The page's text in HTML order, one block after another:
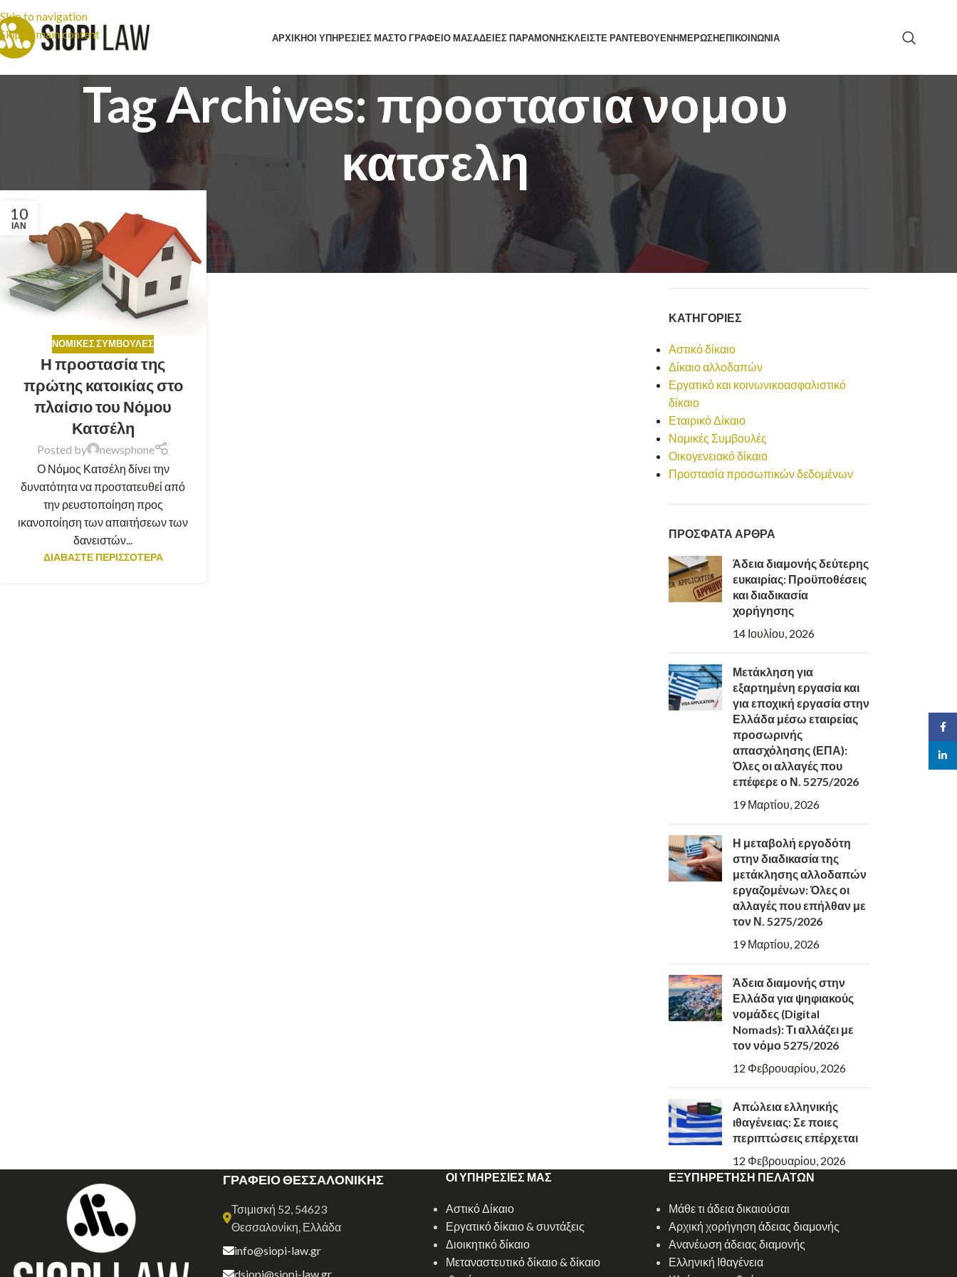
Skip to navigation
Skip to main content
ΑΡΧΙΚΗΟΙ ΥΠΗΡΕΣΙΕΣ ΜΑΣΤΟ ΓΡΑΦΕΙΟ ΜΑΣΑΔΕΙΕΣ ΠΑΡΑΜΟΝΗΣΚΛΕΙΣΤΕ ΡΑΝΤΕΒΟΥΕΝΗΜΕΡΩΣΗΕΠΙΚΟΙΝΩΝΙΑ
Tag Archives: προστασια νομου
κατσελη
10
ΙΑΝ
ΝΟΜΙΚΈΣ ΣΥΜΒΟΥΛΈΣ
Η προστασία της
πρώτης κατοικίας στο
πλαίσιο του Νόμου
Κατσέλη
Posted by
newsphone
Ο Νόμος Κατσέλη δίνει την
δυνατότητα να προστατευθεί από
την ρευστοποίηση προς
ικανοποίηση των απαιτήσεων των
δανειστών...
ΔΙΑΒΑΣΤΕ ΠΕΡΙΣΣΟΤΕΡΑ
ΚΑΤΗΓΟΡΙΕΣ
Αστικό δίκαιο
Δίκαιο αλλοδαπών
Εργατικό και κοινωνικοασφαλιστικό
δίκαιο
Εταιρικό Δίκαιο
Νομικές Συμβουλές
Οικογενειακό δίκαιο
Προστασία προσωπικών δεδομένων
ΠΡΟΣΦΑΤΑ ΑΡΘΡΑ
Άδεια διαμονής δεύτερης
ευκαιρίας: Προϋποθέσεις
και διαδικασία
χορήγησης
14 Ιουλίου, 2026
Μετάκληση για
εξαρτημένη εργασία και
για εποχική εργασία στην
Ελλάδα μέσω εταιρείας
προσωρινής
απασχόλησης (ΕΠΑ):
Όλες οι αλλαγές που
επέφερε ο Ν. 5275/2026
19 Μαρτίου, 2026
Η μεταβολή εργοδότη
στην διαδικασία της
μετάκλησης αλλοδαπών
εργαζομένων: Όλες οι
αλλαγές που επήλθαν με
τον Ν. 5275/2026
19 Μαρτίου, 2026
Άδεια διαμονής στην
Ελλάδα για ψηφιακούς
νομάδες (Digital
Nomads): Τι αλλάζει με
τον νόμο 5275/2026
12 Φεβρουαρίου, 2026
Απώλεια ελληνικής
ιθαγένειας: Σε ποιες
περιπτώσεις επέρχεται
12 Φεβρουαρίου, 2026
ΓΡΑΦΕΙΟ ΘΕΣΣΑΛΟΝΙΚΗΣ
Τσιμισκή 52, 54623
Θεσσαλονίκη, Ελλάδα
info@siopi-law.gr
dsiopi@siopi-law.gr
ΟΙ ΥΠΗΡΕΣΙΕΣ ΜΑΣ
Αστικό Δίκαιο
Εργατικό δίκαιο & συντάξεις
Διοικητικό δίκαιο
Μεταναστευτικό δίκαιο & δίκαιο
ΕΞΥΠΗΡΕΤΗΣΗ ΠΕΛΑΤΩΝ
Μάθε τι άδεια δικαιούσαι
Αρχική χορήγηση άδειας διαμονής
Ανανέωση άδειας διαμονής
Ελληνική Ιθαγένεια